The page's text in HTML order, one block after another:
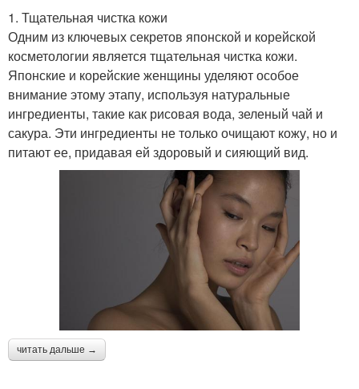
1. Тщательная чистка кожи
Одним из ключевых секретов японской и корейской
косметологии является тщательная чистка кожи.
Японские и корейские женщины уделяют особое
внимание этому этапу, используя натуральные
ингредиенты, такие как рисовая вода, зеленый чай и
сакура. Эти ингредиенты не только очищают кожу, но и
питают ее, придавая ей здоровый и сияющий вид.
читать дальше →